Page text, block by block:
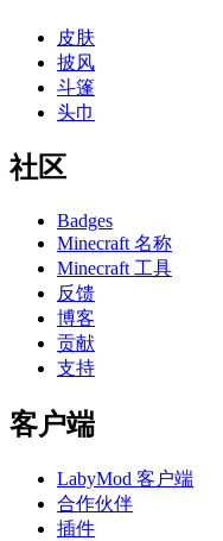
皮肤
披风
斗篷
头巾
社区
Badges
Minecraft 名称
Minecraft 工具
反馈
博客
贡献
支持
客户端
LabyMod 客户端
合作伙伴
插件